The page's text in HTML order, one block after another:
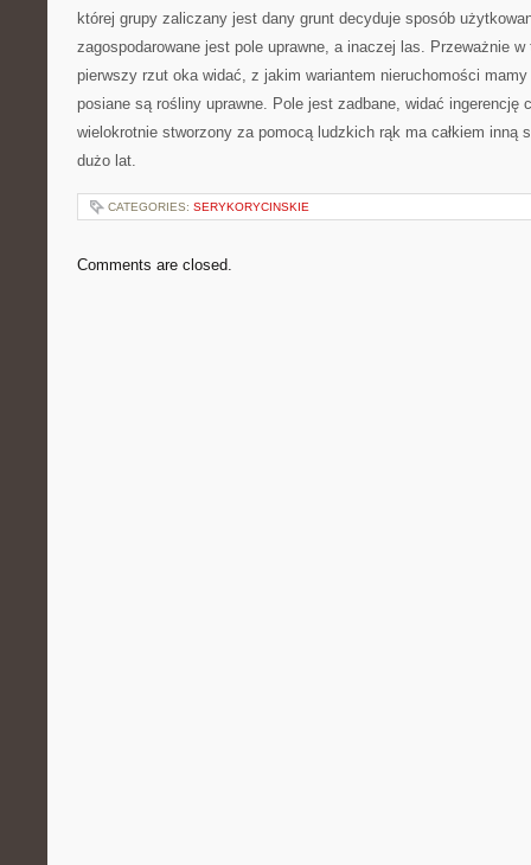
której grupy zaliczany jest dany grunt decyduje sposób
zagospodarowane jest pole uprawne, a inaczej las. Przeważnie
pierwszy rzut oka widać, z jakim wariantem nieruchomości
posiane są rośliny uprawne. Pole jest zadbane, widać ingerencję
wielokrotnie stworzony za pomocą ludzkich rąk ma całkiem inną
dużo lat.
CATEGORIES: SERYKORYCINSKIE
Comments are closed.